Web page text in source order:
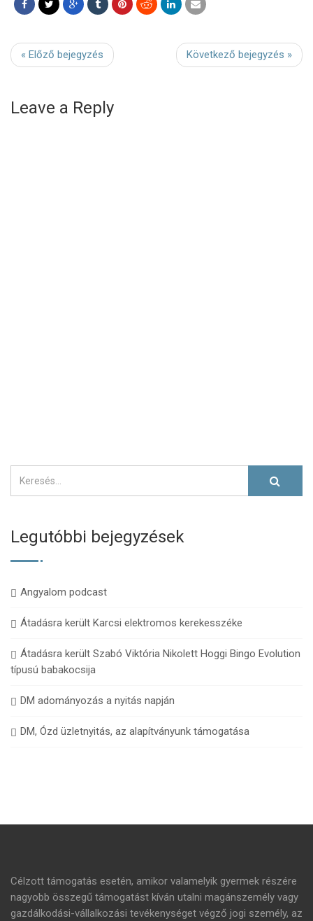
« Előző bejegyzés Következő bejegyzés »
Leave a Reply
Legutóbbi bejegyzések
Angyalom podcast
Átadásra került Karcsi elektromos kerekesszéke
Átadásra került Szabó Viktória Nikolett Hoggi Bingo Evolution
típusú babakocsija
DM adományozás a nyitás napján
DM, Ózd üzletnyitás, az alapítványunk támogatása
Célzott támogatás esetén, amikor valamelyik gyermek részére
nagyobb összegű támogatást kíván utalni magánszemély vagy
gazdálkodási-vállalkozási tevékenységet végző jogi személy, az